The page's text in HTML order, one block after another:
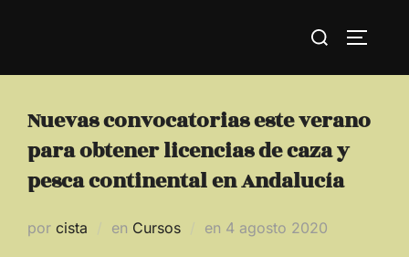
Nuevas convocatorias este verano
para obtener licencias de caza y
pesca continental en Andalucía
por cista en Cursos en 4 agosto 2020